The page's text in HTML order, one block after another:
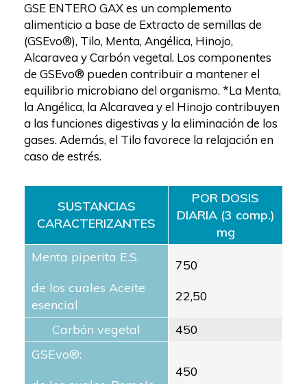
GSE ENTERO GAX es un complemento
alimenticio a base de Extracto de semillas de
(GSEvo®), Tilo, Menta, Angélica, Hinojo,
Alcaravea y Carbón vegetal. Los componentes
de GSEvo® pueden contribuir a mantener el
equilibrio microbiano del organismo. *La Menta,
la Angélica, la Alcaravea y el Hinojo contribuyen
a las funciones digestivas y la eliminación de los
gases. Además, el Tilo favorece la relajación en
caso de estrés.
SUSTANCIAS
CARACTERIZANTES
POR DOSIS
DIARIA (3 comp.)
mg
Menta piperita E.S.
de los cuales Aceite
esencial
750
22,50
Carbón vegetal
450
GSEvo®:
450